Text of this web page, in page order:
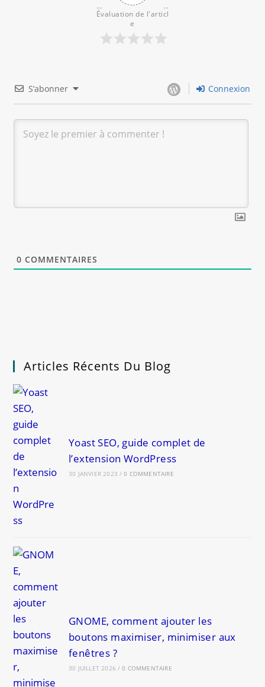
Évaluation de l'articl
e
S’abonner Connexion
0 COMMENTAIRES
Articles Récents Du Blog
Yoast SEO, guide complet de
l’extension WordPress
30 JANVIER 2023 / 0 COMMENTAIRE
GNOME, comment ajouter les
boutons maximiser, minimiser aux
fenêtres ?
30 JUILLET 2026 / 0 COMMENTAIRE